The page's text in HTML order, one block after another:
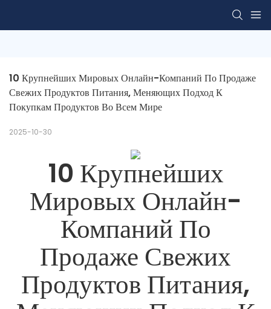
10 Крупнейших Мировых Онлайн-Компаний По Продаже
Свежих Продуктов Питания, Меняющих Подход К
Покупкам Продуктов Во Всем Мире
2025-10-30
10 Крупнейших
Мировых Онлайн-
Компаний По
Продаже Свежих
Продуктов Питания,